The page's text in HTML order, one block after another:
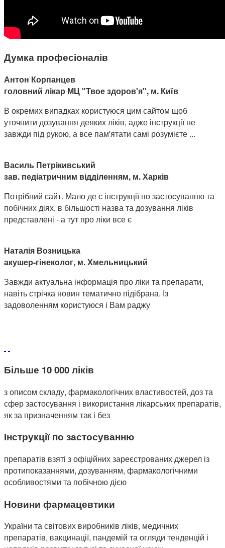
Думка професіоналів
Антон Корпанцев
головний лікар МЦ "Твое здоров'я", м. Київ
В окремих випадках користуюся цим сайтом щоб
уточнити дозування деяких ліків, адже інструкції не
завжди під рукою, а все пам'ятати самі розумієте ...
Василь Петрікивський
зав. педіатричним відділенням, м. Харків
Потрібний сайт. Мало де є інструкції по застосуванню та
побічних діях, в більшості назва та дозування ліків
представлені - а тут про ліки все є
Наталія Возницька
акушер-гінеколог, м. Хмельницький
Завжди актуальна інформація про ліки та препарати,
навіть стрічка новин тематично підібрана. Із
задоволенням користуюся і Вам раджу
Більше 10 000 ліків
з описом складу, фармакологічних властивостей, доз та
сфер застосування і використання лікарських препаратів,
як за призначенням так і без
Інструкції по застосуванню
препаратів взяті з офіційних зареєстрованих джерел із
протипоказаннями, дозуванням, фармакологічними
особливостями та побічною дією
Новини фармацевтики
України та світових виробників ліків, медичних
препаратів, вакцинації, пандемій та огляди тенденцій і